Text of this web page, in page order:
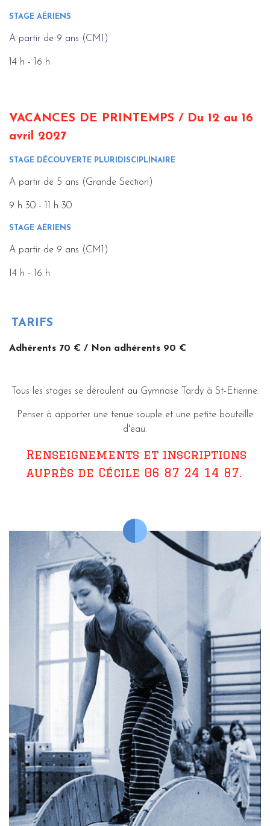
STAGE AÉRIENS
A partir de 9 ans (CM1)
14 h - 16 h
VACANCES DE PRINTEMPS / Du 12 au 16
avril 2027
STAGE DÉCOUVERTE PLURIDISCIPLINAIRE
A partir de 5 ans (Grande Section)
9 h 30 - 11 h 30
STAGE AÉRIENS
A partir de 9 ans (CM1)
14 h - 16 h
TARIFS
Adhérents 70 € / Non adhérents 90 €
Tous les stages se déroulent au Gymnase Tardy à St-Etienne.
Penser à apporter une tenue souple et une petite bouteille
d'eau.
Renseignements et inscriptions
auprès de Cécile 06 87 24 14 87.